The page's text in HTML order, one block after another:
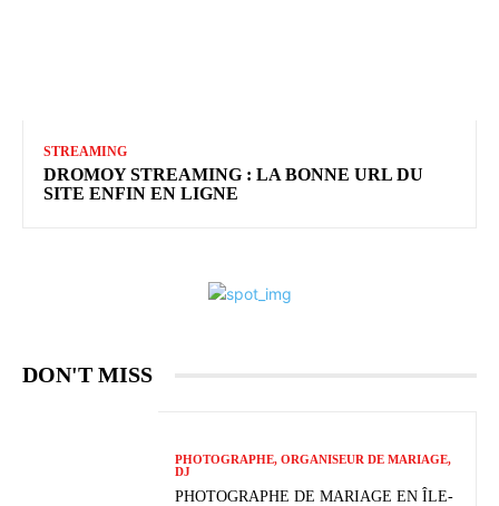
STREAMING
DROMOY STREAMING : LA BONNE URL DU
SITE ENFIN EN LIGNE
DON'T MISS
PHOTOGRAPHE, ORGANISEUR DE MARIAGE,
DJ
PHOTOGRAPHE DE MARIAGE EN ÎLE-